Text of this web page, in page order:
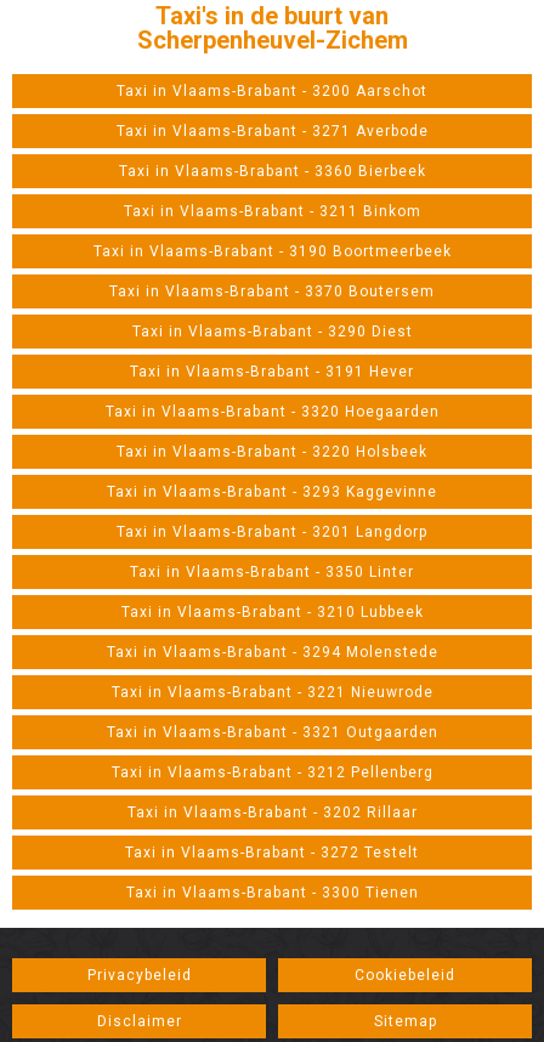
Taxi's in de buurt van
Scherpenheuvel-Zichem
Taxi in Vlaams-Brabant - 3200 Aarschot
Taxi in Vlaams-Brabant - 3271 Averbode
Taxi in Vlaams-Brabant - 3360 Bierbeek
Taxi in Vlaams-Brabant - 3211 Binkom
Taxi in Vlaams-Brabant - 3190 Boortmeerbeek
Taxi in Vlaams-Brabant - 3370 Boutersem
Taxi in Vlaams-Brabant - 3290 Diest
Taxi in Vlaams-Brabant - 3191 Hever
Taxi in Vlaams-Brabant - 3320 Hoegaarden
Taxi in Vlaams-Brabant - 3220 Holsbeek
Taxi in Vlaams-Brabant - 3293 Kaggevinne
Taxi in Vlaams-Brabant - 3201 Langdorp
Taxi in Vlaams-Brabant - 3350 Linter
Taxi in Vlaams-Brabant - 3210 Lubbeek
Taxi in Vlaams-Brabant - 3294 Molenstede
Taxi in Vlaams-Brabant - 3221 Nieuwrode
Taxi in Vlaams-Brabant - 3321 Outgaarden
Taxi in Vlaams-Brabant - 3212 Pellenberg
Taxi in Vlaams-Brabant - 3202 Rillaar
Taxi in Vlaams-Brabant - 3272 Testelt
Taxi in Vlaams-Brabant - 3300 Tienen
Privacybeleid Cookiebeleid
Disclaimer Sitemap